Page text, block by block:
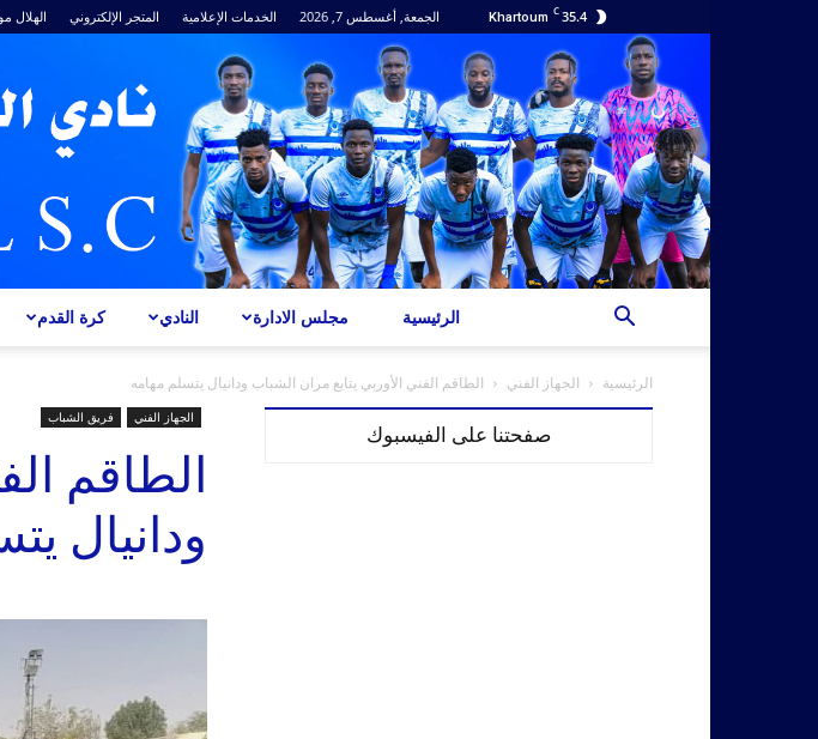
35.4
C
Khartoum الجمعة, أغسطس 7, 2026 الخدمات الإعلامية المتجر الإلكتروني الهلال
كرة القدم النادي مجلس الادارة الرئيسية
الرئيسية الجهاز الفني الطاقم الفني الأوربي يتابع مران الشباب ودانيال يتسلم مهامه
الجهاز الفني فريق الشباب
الطاقم
ودانيال
صفحتنا على الفيسبوك